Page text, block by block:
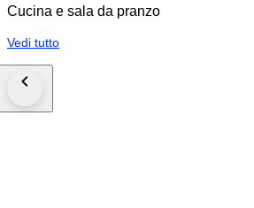
Cucina e sala da pranzo
Vedi tutto